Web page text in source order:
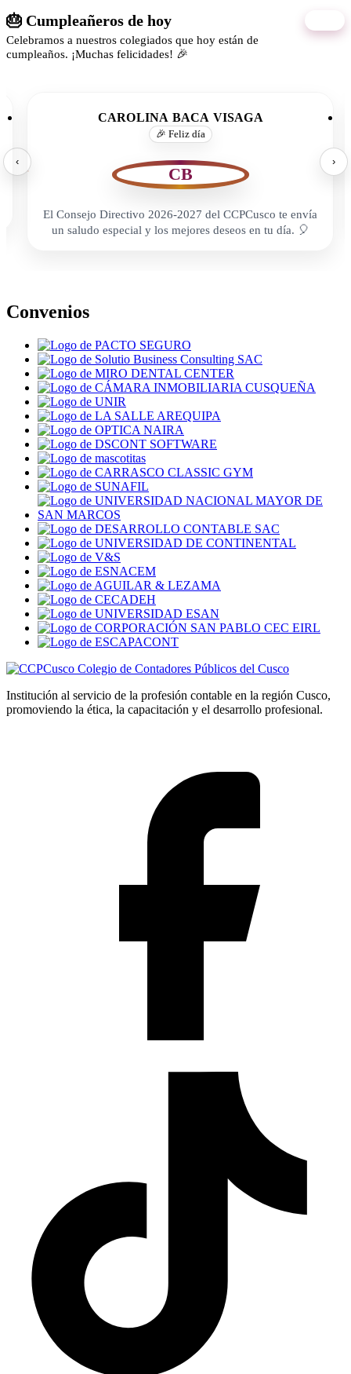
🎂 Cumpleañeros de hoy
Celebramos a nuestros colegiados que hoy están de
cumpleaños. ¡Muchas felicidades! 🎉
‹
CAROLINA BACA VISAGA
🎉 Feliz día
CB
El Consejo Directivo 2026-2027 del CCPCusco te envía
un saludo especial y los mejores deseos en tu día. 🎈
›
Convenios
Colegio de Contadores Públicos del Cusco
Institución al servicio de la profesión contable en la región Cusco,
promoviendo la ética, la capacitación y el desarrollo profesional.